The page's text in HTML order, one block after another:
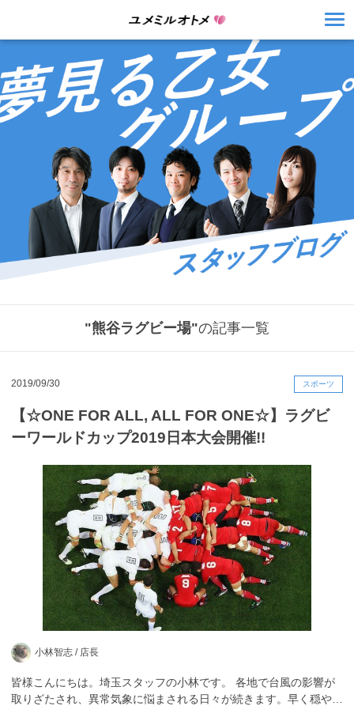
"熊谷ラグビー場"の記事一覧
2019/09/30 スポーツ
【☆ONE FOR ALL, ALL FOR ONE☆】ラグビ
ーワールドカップ2019日本大会開催!!
小林智志 / 店長
皆様こんにちは。埼玉スタッフの小林です。 各地で台風の影響が
取りざたされ、異常気象に悩まされる日々が続きます。早く穏や…